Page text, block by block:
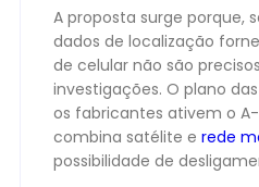
A proposta surge porque,
dados de localização
de celular não são
investigações. O plano
os fabricantes ativem o
combina satélite e rede
possibilidade de